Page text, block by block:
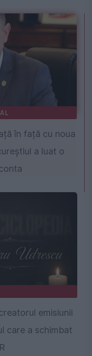
în față cu noua
a luat o
emisiunii
care a schimbat